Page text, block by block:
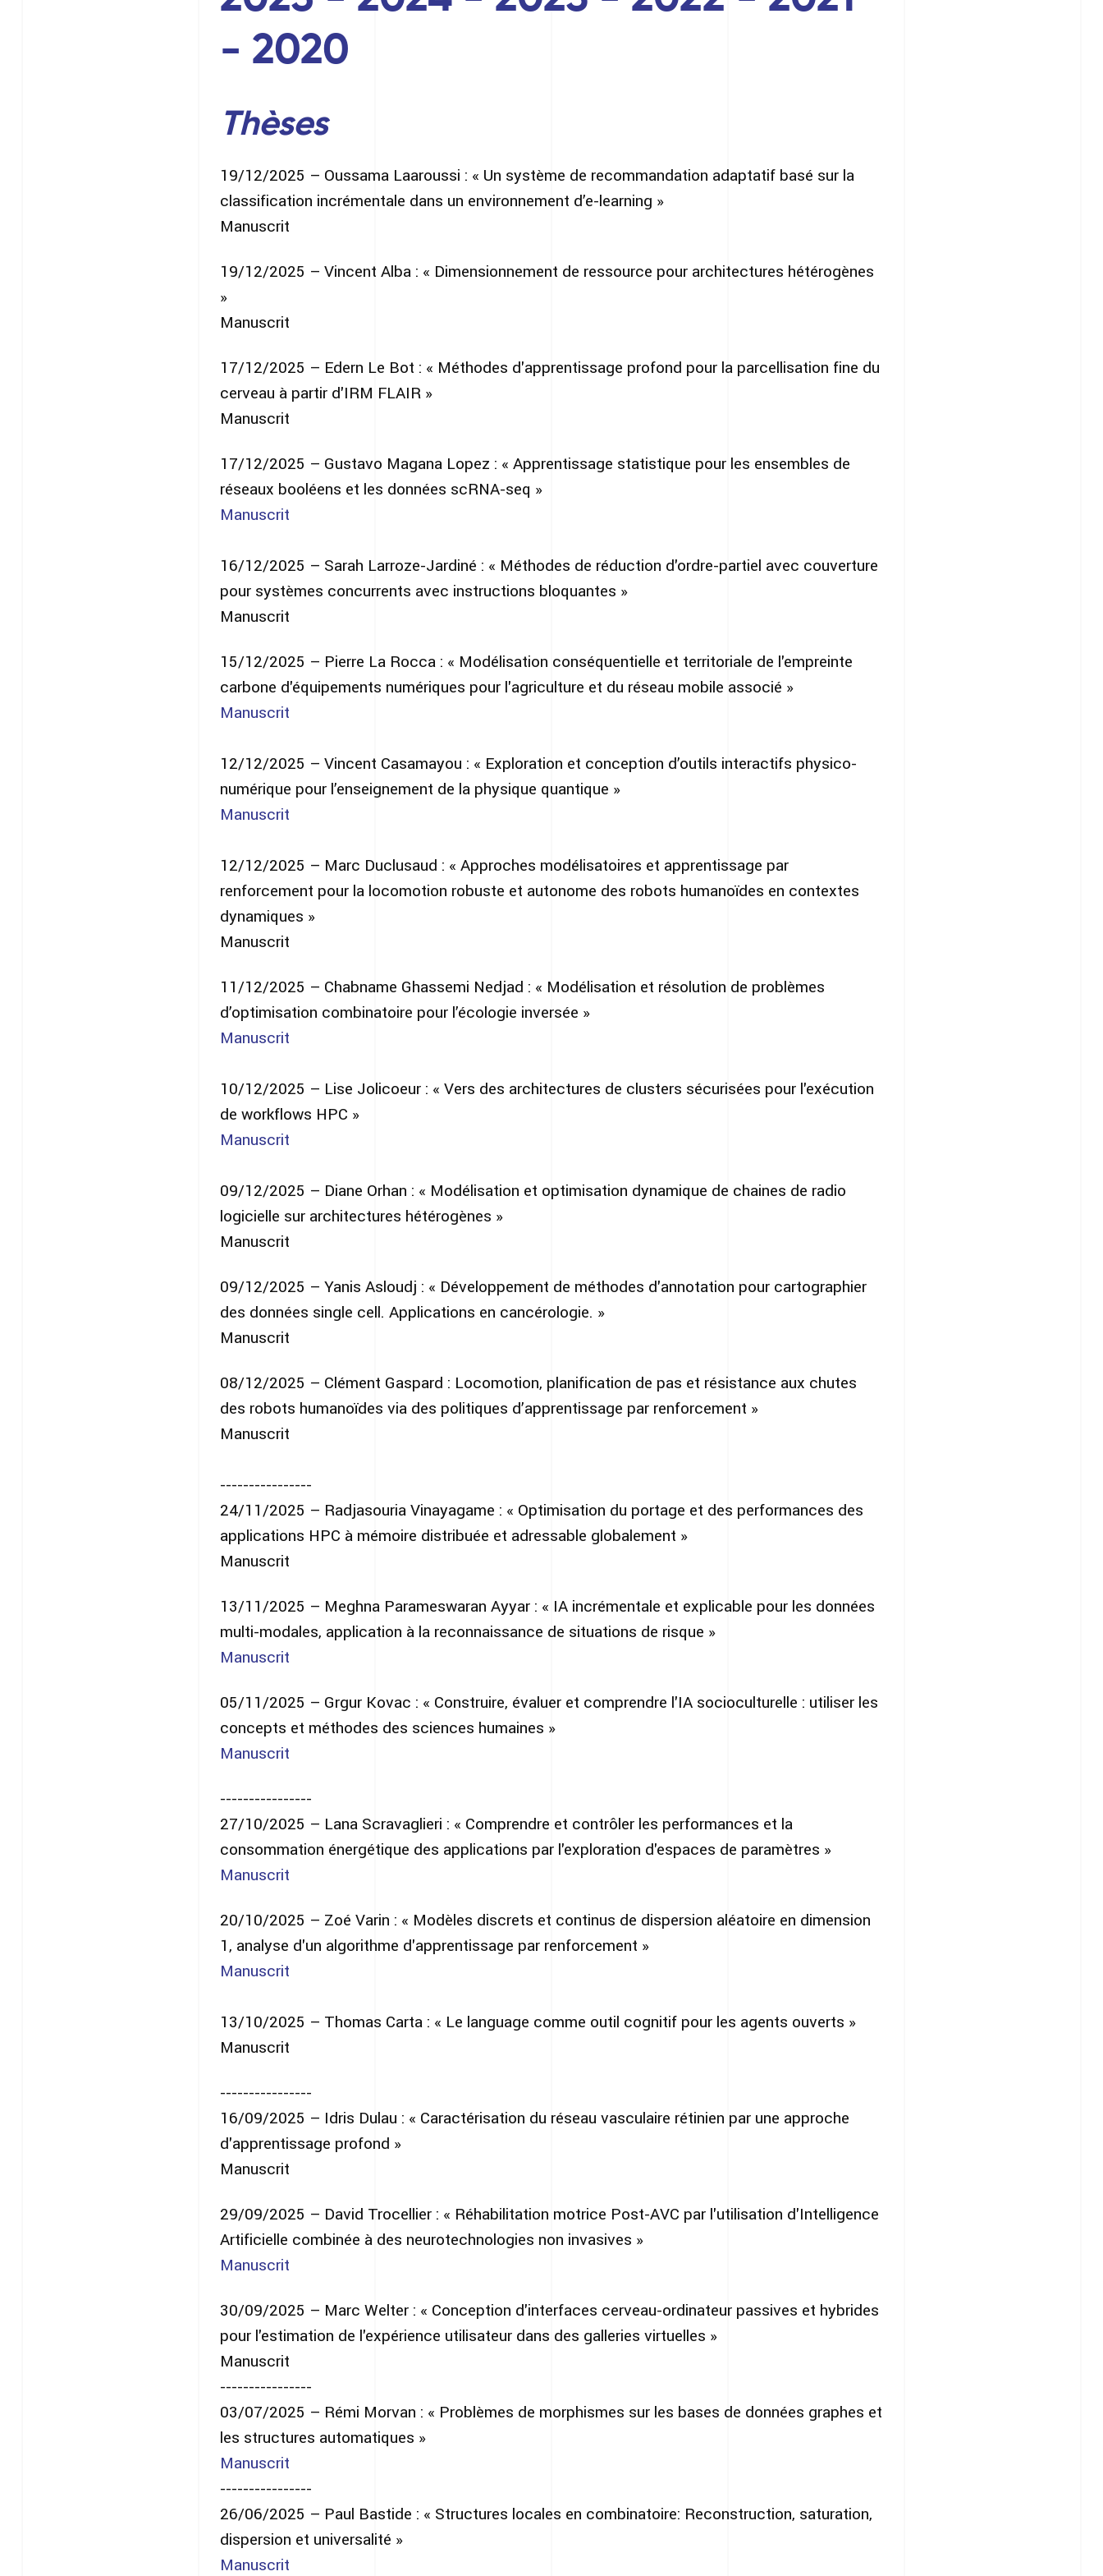
- 2020
Thèses
19/12/2025 – Oussama Laaroussi : « Un système de recommandation adaptatif basé sur la
classification incrémentale dans un environnement d’e-learning »
Manuscrit
19/12/2025 – Vincent Alba : « Dimensionnement de ressource pour architectures hétérogènes
»
Manuscrit
17/12/2025 – Edern Le Bot : « Méthodes d'apprentissage profond pour la parcellisation fine du
cerveau à partir d'IRM FLAIR »
Manuscrit
17/12/2025 – Gustavo Magana Lopez : « Apprentissage statistique pour les ensembles de
réseaux booléens et les données scRNA-seq »
Manuscrit
16/12/2025 – Sarah Larroze-Jardiné : « Méthodes de réduction d'ordre-partiel avec couverture
pour systèmes concurrents avec instructions bloquantes »
Manuscrit
15/12/2025 – Pierre La Rocca : « Modélisation conséquentielle et territoriale de l'empreinte
carbone d'équipements numériques pour l'agriculture et du réseau mobile associé »
Manuscrit
12/12/2025 – Vincent Casamayou : « Exploration et conception d’outils interactifs physico-
numérique pour l’enseignement de la physique quantique »
Manuscrit
12/12/2025 – Marc Duclusaud : « Approches modélisatoires et apprentissage par
renforcement pour la locomotion robuste et autonome des robots humanoïdes en contextes
dynamiques »
Manuscrit
11/12/2025 – Chabname Ghassemi Nedjad : « Modélisation et résolution de problèmes
d’optimisation combinatoire pour l’écologie inversée »
Manuscrit
10/12/2025 – Lise Jolicoeur : « Vers des architectures de clusters sécurisées pour l'exécution
de workflows HPC »
Manuscrit
09/12/2025 – Diane Orhan : « Modélisation et optimisation dynamique de chaines de radio
logicielle sur architectures hétérogènes »
Manuscrit
09/12/2025 – Yanis Asloudj : « Développement de méthodes d'annotation pour cartographier
des données single cell. Applications en cancérologie. »
Manuscrit
08/12/2025 – Clément Gaspard : Locomotion, planification de pas et résistance aux chutes
des robots humanoïdes via des politiques d’apprentissage par renforcement »
Manuscrit
----------------
24/11/2025 – Radjasouria Vinayagame : « Optimisation du portage et des performances des
applications HPC à mémoire distribuée et adressable globalement »
Manuscrit
13/11/2025 – Meghna Parameswaran Ayyar : « IA incrémentale et explicable pour les données
multi-modales, application à la reconnaissance de situations de risque »
Manuscrit
05/11/2025 – Grgur Kovac : « Construire, évaluer et comprendre l'IA socioculturelle : utiliser les
concepts et méthodes des sciences humaines »
Manuscrit
----------------
27/10/2025 – Lana Scravaglieri : « Comprendre et contrôler les performances et la
consommation énergétique des applications par l'exploration d'espaces de paramètres »
Manuscrit
20/10/2025 – Zoé Varin : « Modèles discrets et continus de dispersion aléatoire en dimension
1, analyse d'un algorithme d'apprentissage par renforcement »
Manuscrit
13/10/2025 – Thomas Carta : « Le language comme outil cognitif pour les agents ouverts »
Manuscrit
----------------
16/09/2025 – Idris Dulau : « Caractérisation du réseau vasculaire rétinien par une approche
d'apprentissage profond »
Manuscrit
29/09/2025 – David Trocellier : « Réhabilitation motrice Post-AVC par l'utilisation d'Intelligence
Artificielle combinée à des neurotechnologies non invasives »
Manuscrit
30/09/2025 – Marc Welter : « Conception d'interfaces cerveau-ordinateur passives et hybrides
pour l'estimation de l'expérience utilisateur dans des galleries virtuelles »
Manuscrit
----------------
03/07/2025 – Rémi Morvan : « Problèmes de morphismes sur les bases de données graphes et
les structures automatiques »
Manuscrit
----------------
26/06/2025 – Paul Bastide : « Structures locales en combinatoire: Reconstruction, saturation,
dispersion et universalité »
Manuscrit